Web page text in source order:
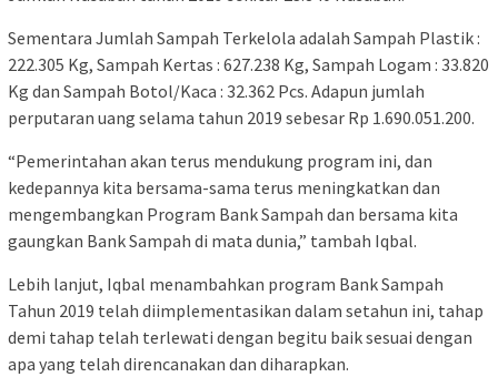
Sementara Jumlah Sampah Terkelola adalah Sampah Plastik :
222.305 Kg, Sampah Kertas : 627.238 Kg, Sampah Logam : 33.820
Kg dan Sampah Botol/Kaca : 32.362 Pcs. Adapun jumlah
perputaran uang selama tahun 2019 sebesar Rp 1.690.051.200.
“Pemerintahan akan terus mendukung program ini, dan
kedepannya kita bersama-sama terus meningkatkan dan
mengembangkan Program Bank Sampah dan bersama kita
gaungkan Bank Sampah di mata dunia,” tambah Iqbal.
Lebih lanjut, Iqbal menambahkan program Bank Sampah
Tahun 2019 telah diimplementasikan dalam setahun ini, tahap
demi tahap telah terlewati dengan begitu baik sesuai dengan
apa yang telah direncanakan dan diharapkan.